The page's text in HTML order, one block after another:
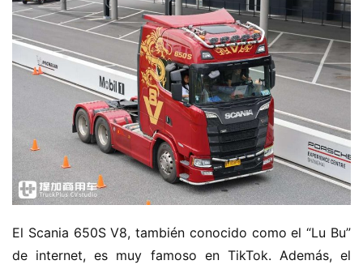
El Scania 650S V8, también conocido como el “Lu Bu”
de internet, es muy famoso en TikTok. Además, el